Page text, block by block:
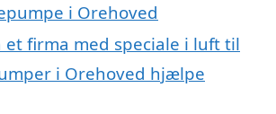
i Orehoved
et firma med speciale i luft til
i Orehoved hjælpe